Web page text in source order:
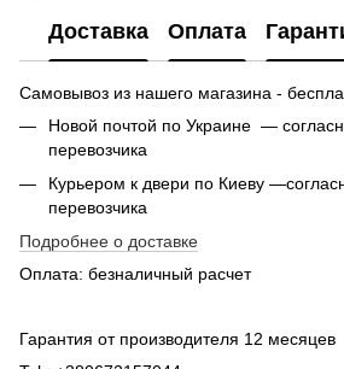
Доставка Оплата
Самовывоз из нашего магазина -
Новой почтой по Украине —
перевозчика
Курьером к двери по Киеву
перевозчика
Подробнее о доставке
Оплата: безналичный расчет
Гарантия от производителя 12 месяцев